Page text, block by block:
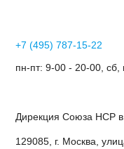
+7 (495) 787-15-22
пн-пт: 9-00 - 20-00, сб,
Дирекция Cоюза НСР
129085, г. Москва,